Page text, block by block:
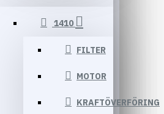
1410
FILTER
MOTOR
KRAFTÖVERFÖRING